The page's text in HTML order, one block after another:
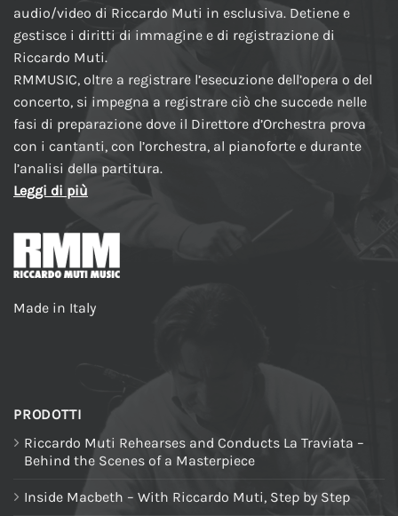
audio/video di Riccardo Muti in esclusiva. Detiene e
gestisce i diritti di immagine e di registrazione di
Riccardo Muti.
RMMUSIC, oltre a registrare l’esecuzione dell’opera o del
concerto, si impegna a registrare ciò che succede nelle
fasi di preparazione dove il Direttore d’Orchestra prova
con i cantanti, con l’orchestra, al pianoforte e durante
l’analisi della partitura.
Leggi di più
Made in Italy
PRODOTTI
Riccardo Muti Rehearses and Conducts La Traviata –
Behind the Scenes of a Masterpiece
Inside Macbeth – With Riccardo Muti, Step by Step